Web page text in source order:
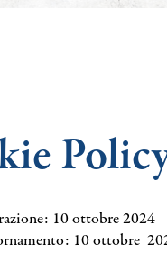
10 ottobre 2024
10 ottobre